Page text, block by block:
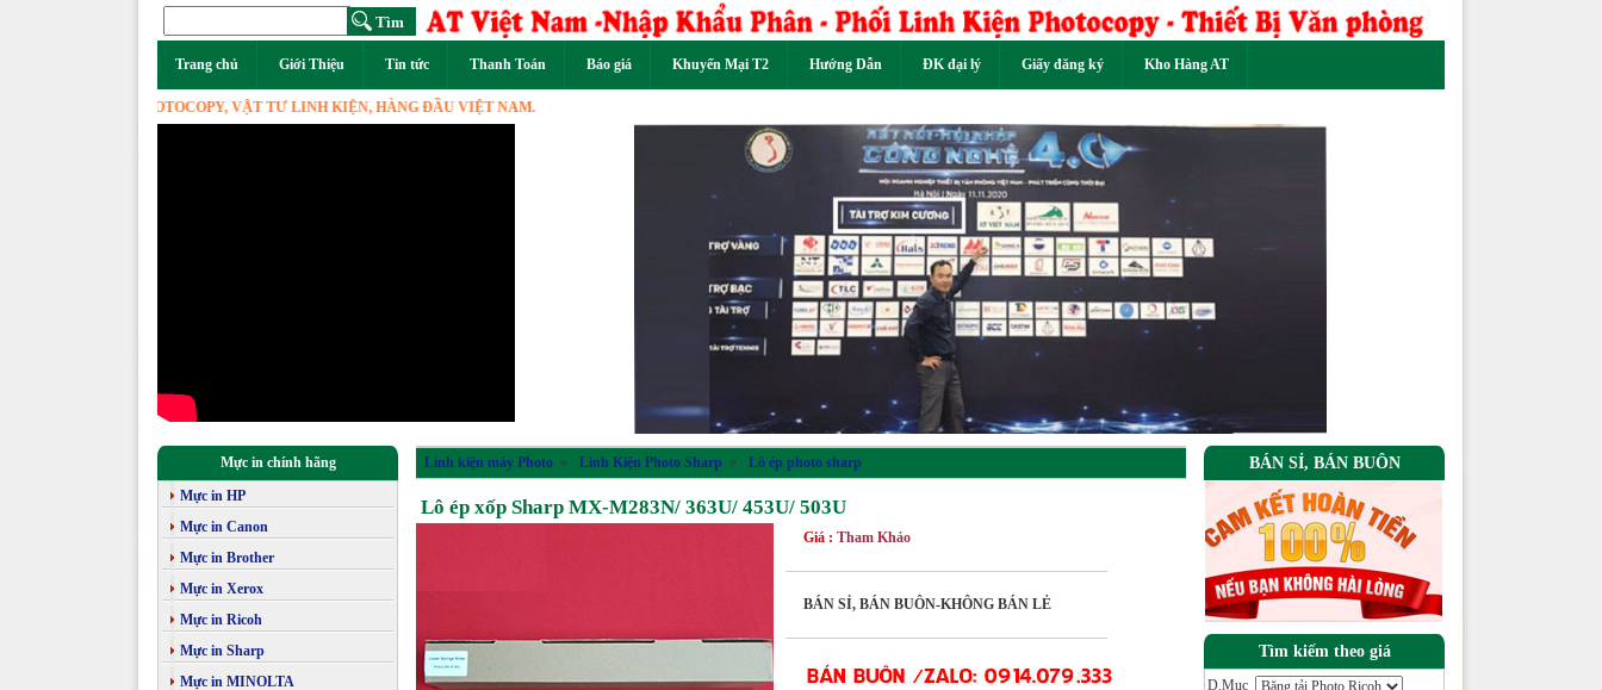
Trang chủ Giới Thiệu Tin tức Thanh Toán Báo giá Khuyến Mại T2 Hướng Dẫn ĐK đại lý Giấy đăng ký Kho Hàng AT
MÁY PHOTOCOPY, VẬT TƯ LINH KIỆN, HÀNG ĐẦU VIỆT NAM.
Mực in chính hãng
Mực in HP
Mực in Canon
Mực in Brother
Mực in Xerox
Mực in Ricoh
Mực in Sharp
Mực in MINOLTA
Linh kiện máy Photo » Linh Kiện Photo Sharp » Lô ép photo sharp
Lô ép xốp Sharp MX-M283N/ 363U/ 453U/ 503U
Giá : Tham Khảo
BÁN SỈ, BÁN BUÔN-KHÔNG BÁN LẺ
BÁN SỈ, BÁN BUÔN
Tìm kiếm theo giá
D.Mục